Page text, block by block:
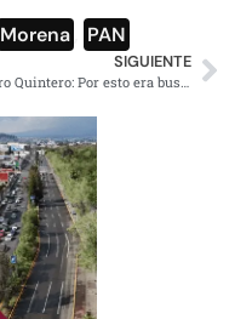
Morena PAN
SIGUIENTE